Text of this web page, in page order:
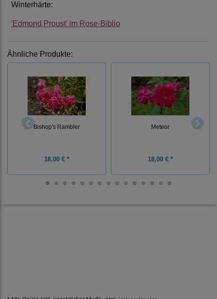
Winterhärte:
'Edmond Proust' im Rose-Biblio
Ähnliche Produkte:
Bishop's Rambler
18,00 € *
Meteor
18,00 € *